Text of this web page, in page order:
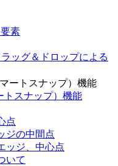
素
ッグ＆ドロップによる
マートスナップ）機能
トスナップ）機能
点
ジの中間点
ッジ、中心点
いて